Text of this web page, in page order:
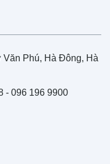
Văn Phú, Hà Đông, Hà
- 096 196 9900